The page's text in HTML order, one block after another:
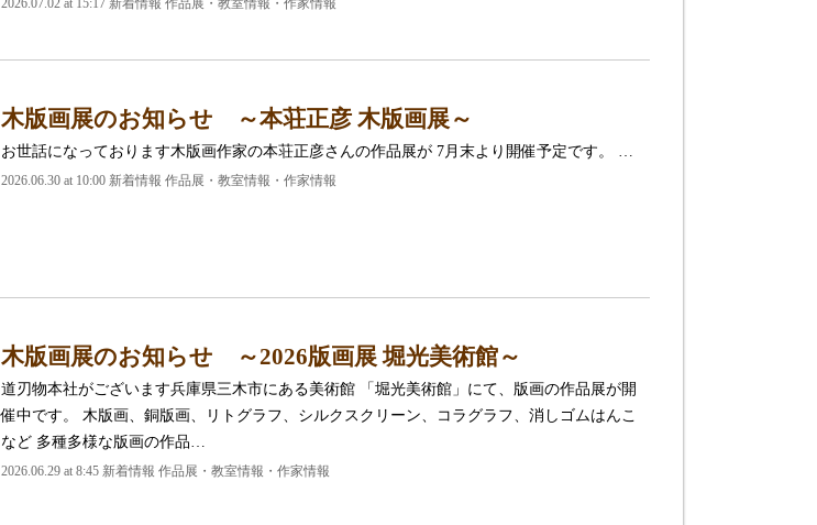
2026.07.02 at 15:17 新着情報 作品展・教室情報・作家情報
木版画展のお知らせ ～本荘正彦 木版画展～
お世話になっております木版画作家の本荘正彦さんの作品展が 7月末より開催予定です。 …
2026.06.30 at 10:00 新着情報 作品展・教室情報・作家情報
木版画展のお知らせ ～2026版画展 堀光美術館～
道刃物本社がございます兵庫県三木市にある美術館 「堀光美術館」にて、版画の作品展が開
催中です。 木版画、銅版画、リトグラフ、シルクスクリーン、コラグラフ、消しゴムはんこ
など 多種多様な版画の作品…
2026.06.29 at 8:45 新着情報 作品展・教室情報・作家情報